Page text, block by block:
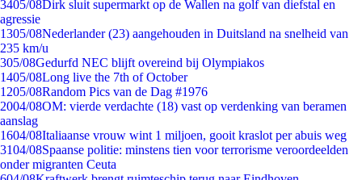
3405/08Dirk sluit supermarkt op de Wallen na golf van diefstal en
agressie
1305/08Nederlander (23) aangehouden in Duitsland na snelheid van
235 km/u
305/08Gedurfd NEC blijft overeind bij Olympiakos
1405/08Long live the 7th of October
1205/08Random Pics van de Dag #1976
2004/08OM: vierde verdachte (18) vast op verdenking van beramen
aanslag
1604/08Italiaanse vrouw wint 1 miljoen, gooit kraslot per abuis weg
3104/08Spaanse politie: minstens tien voor terrorisme veroordeelden
onder migranten Ceuta